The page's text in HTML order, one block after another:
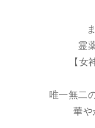
霊
【
唯一無二
華や